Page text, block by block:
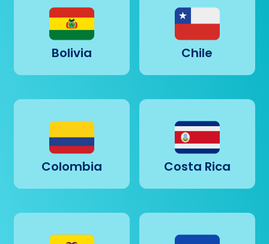
Bolivia Chile
Colombia Costa Rica